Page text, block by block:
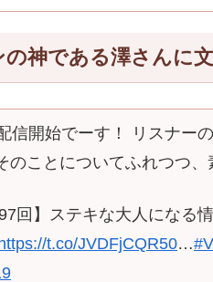
神である澤さんに
信開始でーす！ リスナーの
のことについてふれつつ
回】ステキな大人になる
https://t.co/JVDFjCQR50…